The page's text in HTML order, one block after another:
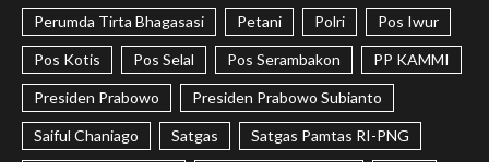
Perumda Tirta Bhagasasi Petani Polri Pos Iwur
Pos Kotis Pos Selal Pos Serambakon PP KAMMI
Presiden Prabowo Presiden Prabowo Subianto
Saiful Chaniago Satgas Satgas Pamtas RI-PNG